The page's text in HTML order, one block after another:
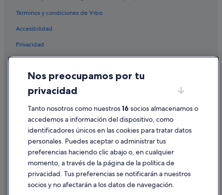
Términos y condiciones de Vrbo
Accesibilidad
Privacidad
Cookies
Condiciones de uso
Información legal/contacto
Pautas sobre el contenido y cómo denunciar contenido
Ayuda
Cancelar un vuelo
Cancelar una reserva de hotel o de un alquiler vacacional
Nos preocupamos por tu
privacidad
Tanto nosotros como nuestros16 socios almacenamos o
accedemos a información del dispositivo, como
identificadores únicos en las cookies para tratar datos
personales. Puedes aceptar o administrar tus
preferencias haciendo clic abajo o, en cualquier
momento, a través de la página de la política de
privacidad. Tus preferencias se notificarán a nuestros
socios y no afectarán a los datos de navegación.